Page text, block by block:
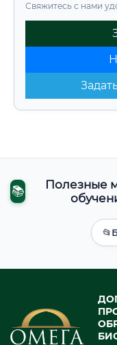
Свяжитесь с нами
📚
Полезные
📂